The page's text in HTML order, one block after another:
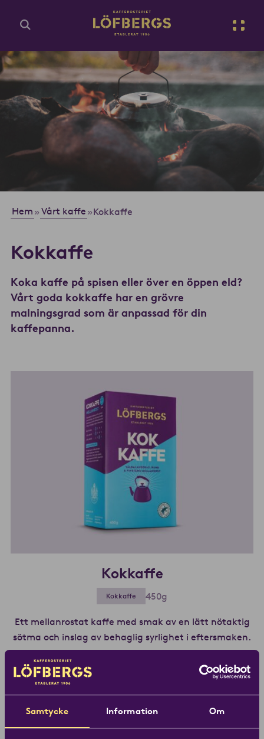
Samtycke Information Om
Gå till huvudinnehåll
Sv
Ange din sökfråga...
Hem » Vårt kaffe »Kokkaffe
Kokkaffe
Koka kaffe på spisen eller över en öppen eld?
Vårt goda kokkaffe har en grövre
malningsgrad som är anpassad för din
kaffepanna.
Kokkaffe
Kokkaffe 450g
Ett mellanrostat kaffe med smak av en lätt nötaktig
sötma och inslag av behaglig syrlighet i eftersmaken.
Rostning: